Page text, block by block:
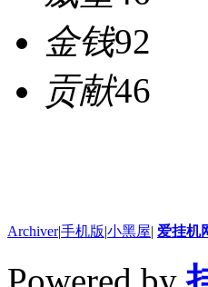
金钱92
贡献46
Archiver|手机版|小黑屋| 爱挂机